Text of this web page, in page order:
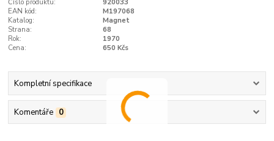
Číslo produktu:
920033
EAN kód:
M197068
Katalog:
Magnet
Strana:
68
Rok:
1970
Cena:
650 Kčs
Kompletní specifikace
Komentáře 0